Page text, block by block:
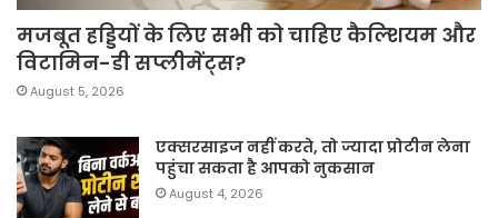
मजबूत हड्डियों के लिए सभी को चाहिए कैल्शियम और
विटामिन-डी सप्लीमेंट्स?
August 5, 2026
एक्सरसाइज नहीं करते, तो ज्यादा प्रोटीन लेना
पहुंचा सकता है आपको नुकसान
August 4, 2026